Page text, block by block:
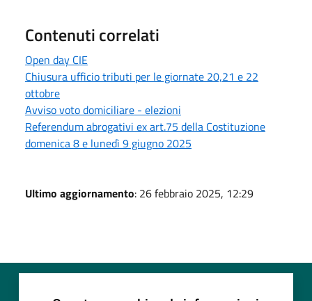
Contenuti correlati
Open day CIE
Chiusura ufficio tributi per le giornate 20,21 e 22
ottobre
Avviso voto domiciliare - elezioni
Referendum abrogativi ex art.75 della Costituzione
domenica 8 e lunedì 9 giugno 2025
Ultimo aggiornamento: 26 febbraio 2025, 12:29